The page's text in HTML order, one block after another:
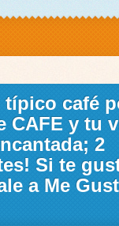
típico café
CAFE y tu
2
Si te
a Me